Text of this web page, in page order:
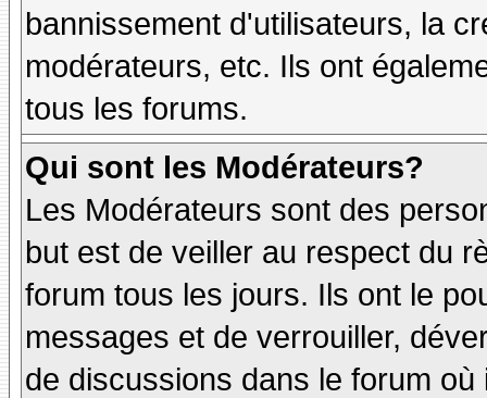
bannissement d'utilisateurs, la
modérateurs, etc. Ils ont
tous les forums.
Qui sont les Modérateurs?
Les Modérateurs sont des
but est de veiller au respect du
forum tous les jours. Ils ont le
messages et de verrouiller,
de discussions dans le forum